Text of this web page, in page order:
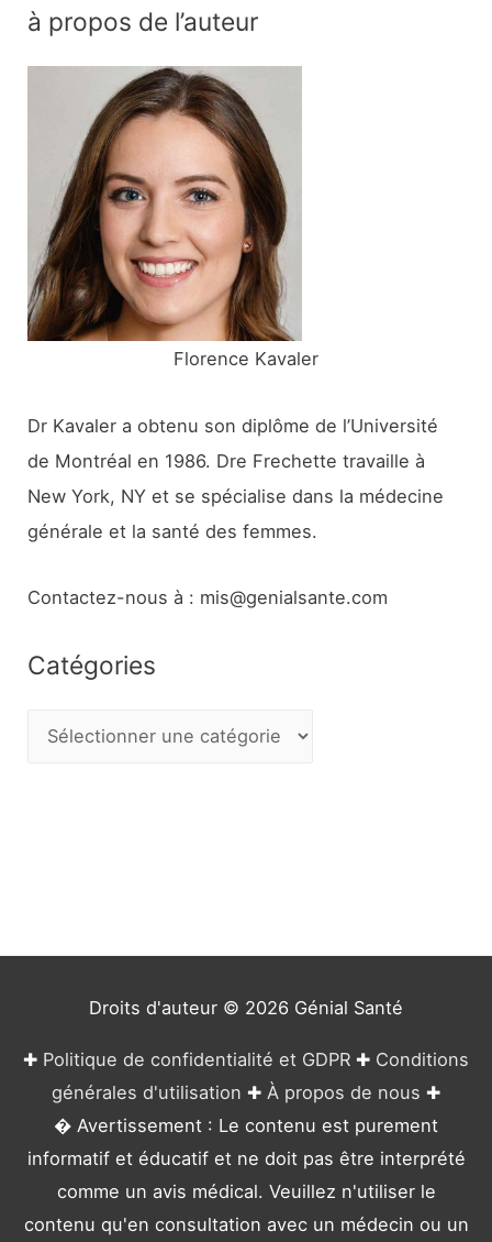
h
:
à propos de l’auteur
Florence Kavaler
Dr Kavaler a obtenu son diplôme de l’Université
de Montréal en 1986. Dre Frechette travaille à
New York, NY et se spécialise dans la médecine
générale et la santé des femmes.
Contactez-nous à : mis@genialsante.com
Catégories
Droits d'auteur © 2026 Génial Santé
✚ Politique de confidentialité et GDPR ✚ Conditions
générales d'utilisation ✚ À propos de nous ✚
� Avertissement : Le contenu est purement
informatif et éducatif et ne doit pas être interprété
comme un avis médical. Veuillez n'utiliser le
contenu qu'en consultation avec un médecin ou un